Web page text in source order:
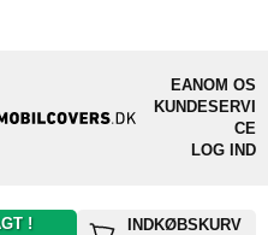
EANOM OS
KUNDESERVI
CE
LOG IND
!
INDKØBSKURV